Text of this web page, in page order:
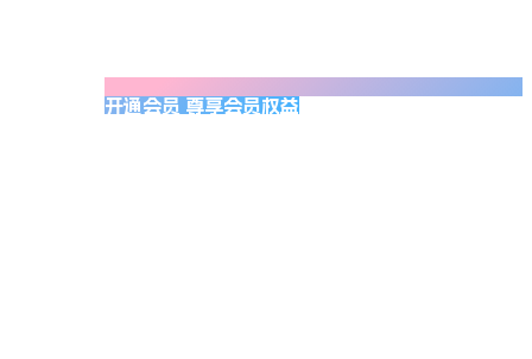
开通会员 尊享会员权益